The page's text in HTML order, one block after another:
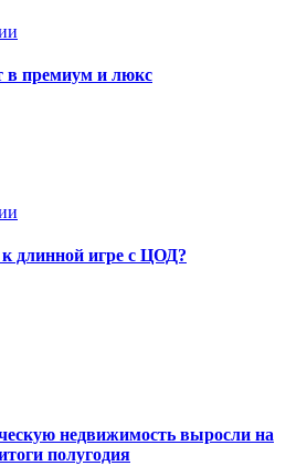
в премиум и люкс
длинной игре с ЦОД?
недвижимость выросли на
полугодия